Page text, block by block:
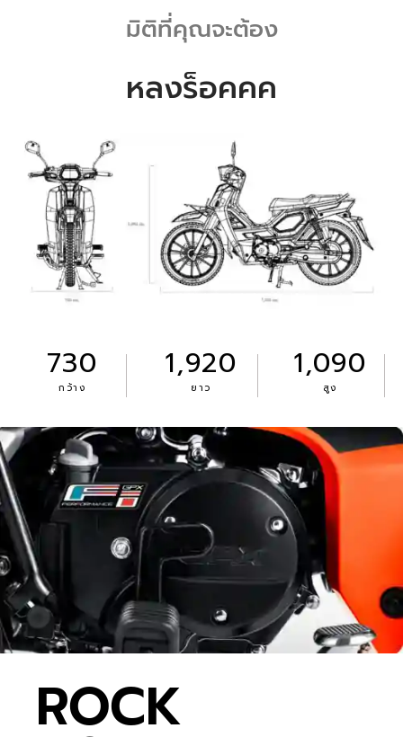
มิติที่คุณจะต้อง
หลงร็อคคค
730
กว้าง
1,920
ยาว
1,090
สูง
ROCK